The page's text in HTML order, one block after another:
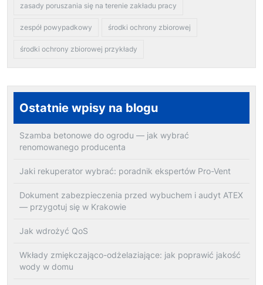
zasady poruszania się na terenie zakładu pracy
zespół powypadkowy środki ochrony zbiorowej
środki ochrony zbiorowej przykłady
Ostatnie wpisy na blogu
Szamba betonowe do ogrodu — jak wybrać
renomowanego producenta
Jaki rekuperator wybrać: poradnik ekspertów Pro-Vent
Dokument zabezpieczenia przed wybuchem i audyt ATEX
— przygotuj się w Krakowie
Jak wdrożyć QoS
Wkłady zmiękczająco-odżelaziające: jak poprawić jakość
wody w domu